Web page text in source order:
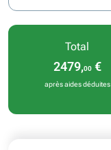
Total
2479,00€
après aides déduites